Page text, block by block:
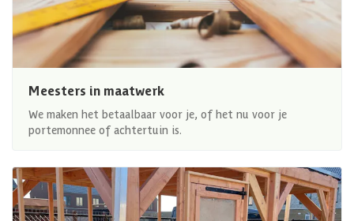
Meesters in maatwerk
We maken het betaalbaar voor je, of het nu voor je
portemonnee of achtertuin is.